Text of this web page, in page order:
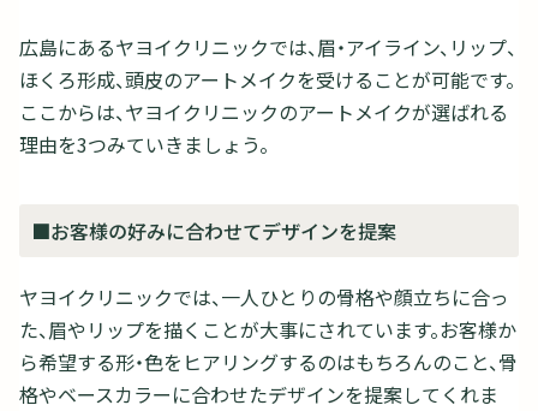
広島にあるヤヨイクリニックでは、眉・アイライン、リップ、
ほくろ形成、頭皮のアートメイクを受けることが可能です。
ここからは、ヤヨイクリニックのアートメイクが選ばれる
理由を3つみていきましょう。
■お客様の好みに合わせてデザインを提案
ヤヨイクリニックでは、一人ひとりの骨格や顔立ちに合っ
た、眉やリップを描くことが大事にされています。お客様か
ら希望する形・色をヒアリングするのはもちろんのこと、骨
格やベースカラーに合わせたデザインを提案してくれま